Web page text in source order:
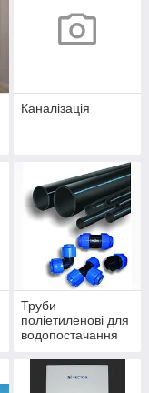
Каналізація
Труби
поліетиленові для
водопостачання